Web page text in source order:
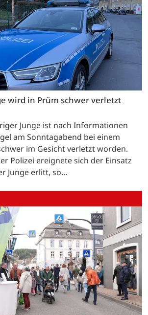
wird in Prüm schwer verletzt
Junge ist nach Informationen
am Sonntagabend bei einem
im Gesicht verletzt worden.
Polizei ereignete sich der Einsatz
Junge erlitt, so…